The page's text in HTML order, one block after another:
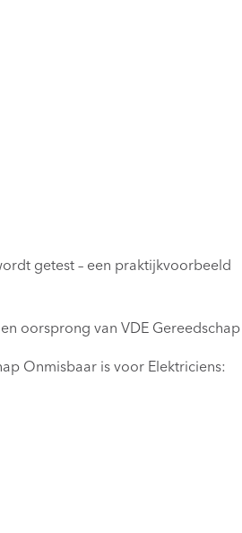
getest – een praktijkvoorbeeld
oorsprong van VDE Gereedschap
Onmisbaar is voor Elektriciens: